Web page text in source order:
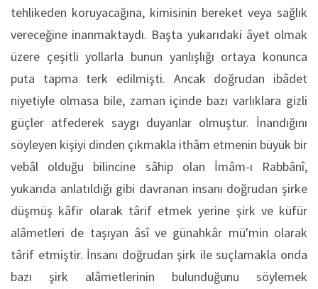
tehlikeden koruyacağına, kimisinin bereket veya sağlık
vereceğine inanmaktaydı. Başta yukarıdaki âyet olmak
üzere çeşitli yollarla bunun yanlışlığı ortaya konunca
puta tapma terk edilmişti. Ancak doğrudan ibâdet
niyetiyle olmasa bile, zaman içinde bazı varlıklara gizli
güçler atfederek saygı duyanlar olmuştur. İnandığını
söyleyen kişiyi dinden çıkmakla ithâm etmenin büyük bir
vebâl olduğu bilincine sâhip olan İmâm-ı Rabbânî,
yukarıda anlatıldığı gibi davranan insanı doğrudan şirke
düşmüş kâfir olarak târif etmek yerine şirk ve küfür
alâmetleri de taşıyan âsî ve günahkâr mü'min olarak
târif etmiştir. İnsanı doğrudan şirk ile suçlamakla onda
bazı şirk alâmetlerinin bulunduğunu söylemek